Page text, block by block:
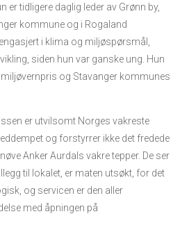
er tidligere daglig leder av Grønn by,
kommune og i Rogaland
i klima og miljøspørsmål,
siden hun var ganske ung. Hun
og Stavanger kommunes
er utvilsomt Norges vakreste
og forstyrrer ikke det fredede
Anker Aurdals vakre tepper. De ser
til lokalet, er maten utsøkt, for det
og servicen er den aller
med åpningen på